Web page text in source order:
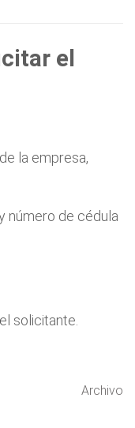
el
la empresa,
número de cédula
solicitante.
Archivo